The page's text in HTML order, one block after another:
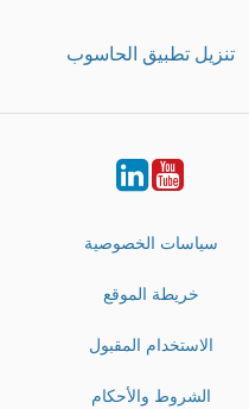
تنزيل تطبيق الحاسوب
Youtube
LinkedIn
سياسات الخصوصية
خريطة الموقع
الاستخدام المقبول
الشروط والأحكام